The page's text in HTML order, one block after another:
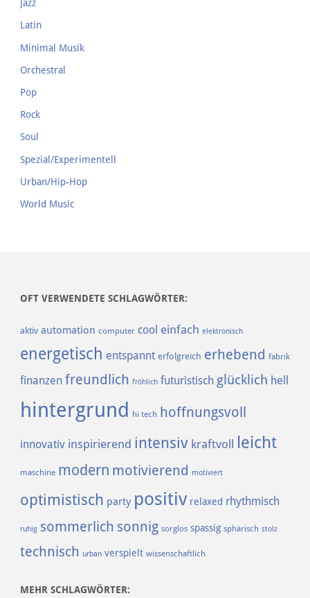
Jazz
Latin
Minimal Musik
Orchestral
Pop
Rock
Soul
Spezial/Experimentell
Urban/Hip-Hop
World Music
OFT VERWENDETE SCHLAGWÖRTER:
aktiv automation computer cool einfach elektronisch
energetisch entspannt erfolgreich erhebend fabrik
finanzen freundlich fröhlich futuristisch glücklich hell
hintergrund hi tech hoffnungsvoll
innovativ inspirierend intensiv kraftvoll leicht
maschine modern motivierend motiviert
optimistisch party positiv relaxed rhythmisch
ruhig sommerlich sonnig sorglos spassig sphärisch stolz
technisch urban verspielt wissenschaftlich
MEHR SCHLAGWÖRTER: